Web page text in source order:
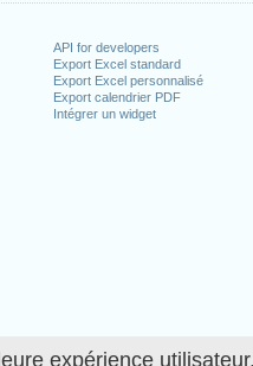
expérience
API for developers
Export Excel standard
Export Excel personnalisé
Export calendrier PDF
Intégrer un widget